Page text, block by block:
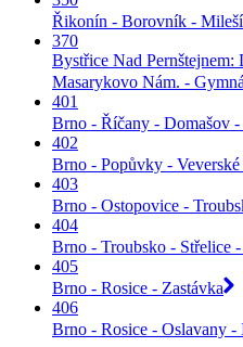
Řikonín - Borovník -
370
Bystřice Nad
Masarykovo Nám. -
401
Brno - Říčany - Domašov
402
Brno - Popůvky -
403
Brno - Ostopovice -
404
Brno - Troubsko - Střelice
405
Brno - Rosice - Zastávka
406
Brno - Rosice - Oslavany -